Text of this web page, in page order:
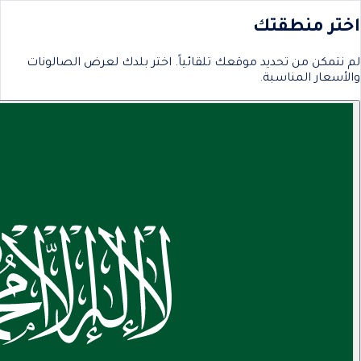
اختر منطقتك
لم نتمكن من تحديد موقعك تلقائياً. اختر بلدك لعرض الصالونات
والأسعار المناسبة.